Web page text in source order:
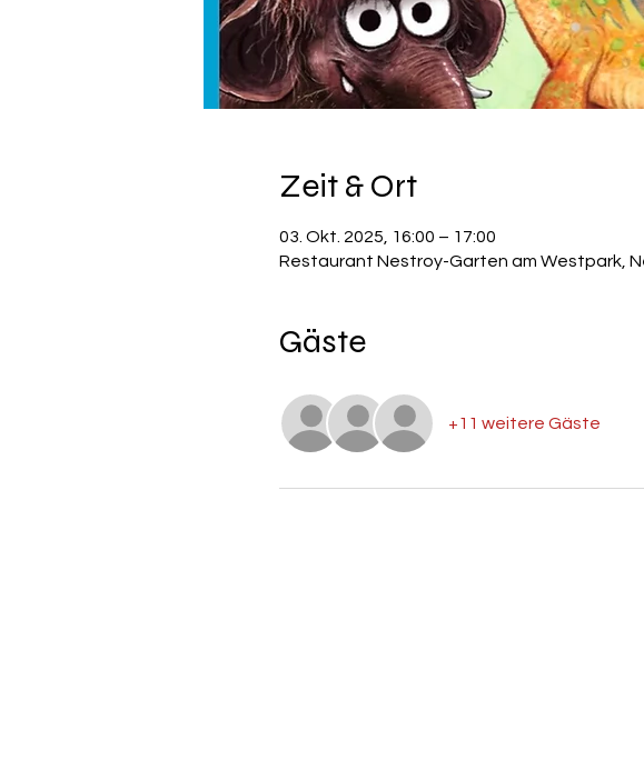
Zeit & Ort
03. Okt. 2025, 16:00 – 17:00
Restaurant Nestroy-Garten am Westpark,
Gäste
+11 weitere Gäste